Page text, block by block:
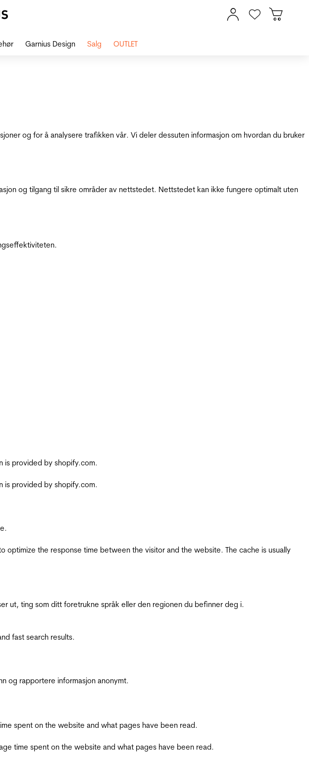
og for å analysere trafikken vår. Vi deler dessuten informasjon om hvordan du bruker
og tilgang til sikre områder av nettstedet. Nettstedet kan ikke fungere optimalt uten
is provided by shopify.com.
is provided by shopify.com.
the response time between the visitor and the website. The cache is usually
ut, ting som ditt foretrukne språk eller den regionen du befinner deg i.
fast search results.
og rapportere informasjon anonymt.
spent on the website and what pages have been read.
time spent on the website and what pages have been read.
Garnius Design Salg OUTLET